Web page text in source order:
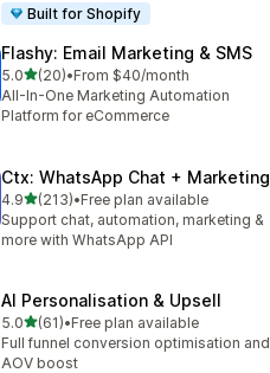
Built for Shopify
Flashy: Email Marketing & SMS
5.0滿分 5 顆星
(20)
共有 20 則評價
•From $40/month
All-In-One Marketing Automation
Platform for eCommerce
Ctx: WhatsApp Chat + Marketing
4.9滿分 5 顆星
(213)
共有 213 則評價
•Free plan available
Support chat, automation, marketing &
more with WhatsApp API
AI Personalisation & Upsell
5.0滿分 5 顆星
(61)
共有 61 則評價
•Free plan available
Full funnel conversion optimisation and
AOV boost